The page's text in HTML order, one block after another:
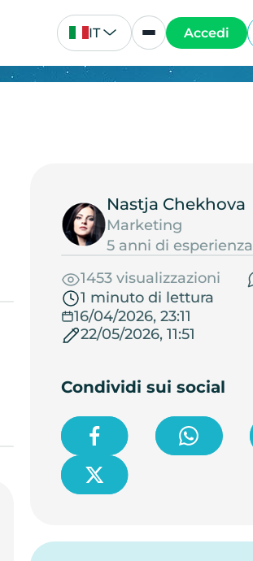
IT Accedi
Nastja Chekhova
Marketing
5 anni di esperienza
1453 visualizzazioni
1 minuto di lettura
16/04/2026, 23:11
22/05/2026, 11:51
Condividi sui social